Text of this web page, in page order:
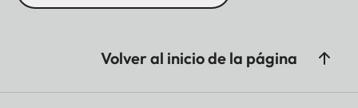
Volver al inicio de la página